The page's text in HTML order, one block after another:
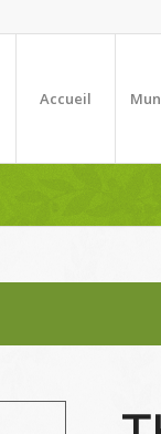
Accueil